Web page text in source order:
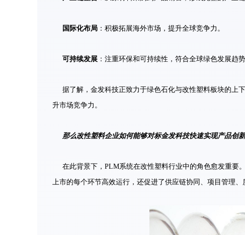
国际化布局 ：积极拓展海外市场，提升全球竞争力。
可持续发展 ：注重环保和可持续性，符合全球绿色发展趋势
据了解，金发科技正致力于绿色石化与改性塑料板块的上
升市场竞争力。
那么改性塑料企业如何能够对标金发科技快速实现产品创
在此背景下，PLM系统在改性塑料行业中的角色愈发重要
上市的每个环节高效运行，还促进了供应链协同、项目管理、